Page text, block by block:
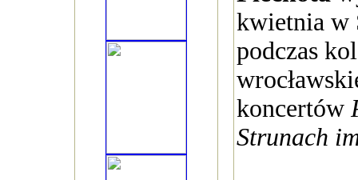
kwietnia w
podczas
koncertów
Strunach